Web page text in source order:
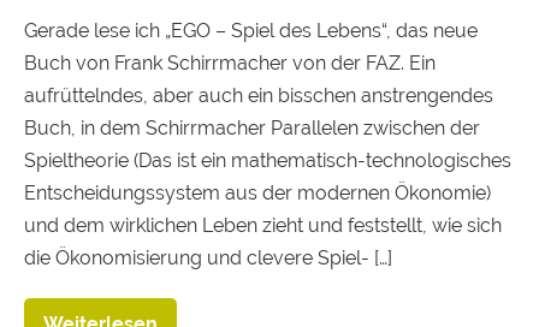
Gerade lese ich „EGO – Spiel des Lebens“, das neue
Buch von Frank Schirrmacher von der FAZ. Ein
aufrüttelndes, aber auch ein bisschen anstrengendes
Buch, in dem Schirrmacher Parallelen zwischen der
Spieltheorie (Das ist ein mathematisch-technologisches
Entscheidungssystem aus der modernen Ökonomie)
und dem wirklichen Leben zieht und feststellt, wie sich
die Ökonomisierung und clevere Spiel- […]